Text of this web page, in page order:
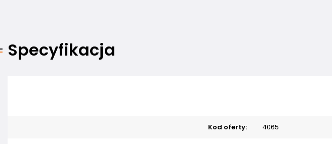
Specyfikacja
Kod oferty: 4065